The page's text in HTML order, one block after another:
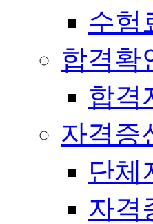
수험
합격확
합격
자격증
단체
자격